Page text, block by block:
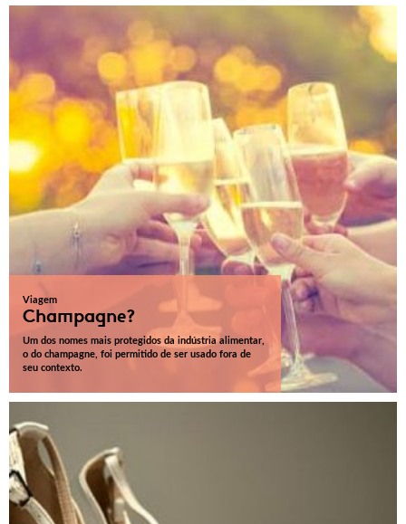
Viagem
Champagne?
Um dos nomes mais protegidos da indústria alimentar,
o do champagne, foi permitido de ser usado fora de
seu contexto.